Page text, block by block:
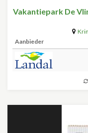
Vakantiepark De
Aanbieder